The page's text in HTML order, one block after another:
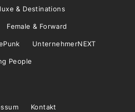
& Destinations
Female & Forward
UnternehmerNEXT
People
Kontakt